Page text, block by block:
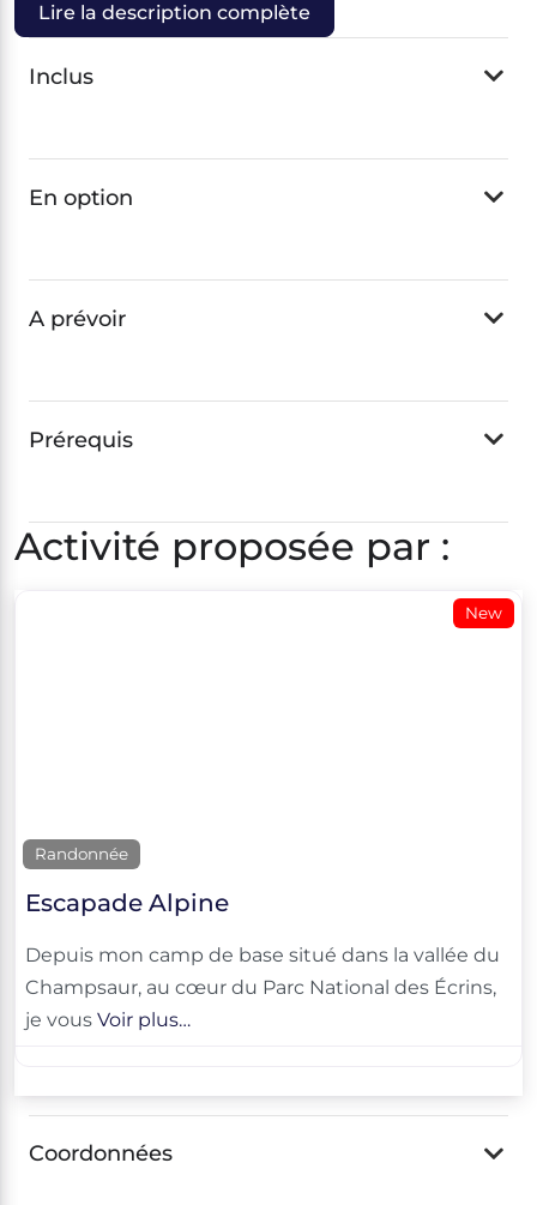
Lire la description complète
Inclus
En option
A prévoir
Prérequis
Activité proposée par :
New
Randonnée
Escapade Alpine
Depuis mon camp de base situé dans la vallée du
Champsaur, au cœur du Parc National des Écrins,
je vous Voir plus…
Coordonnées